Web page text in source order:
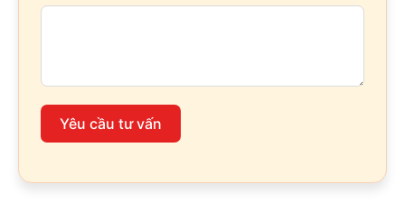
Yêu cầu tư vấn